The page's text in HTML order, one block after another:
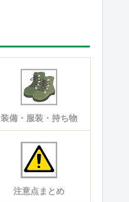
装備・服装・持ち物
注意点まとめ